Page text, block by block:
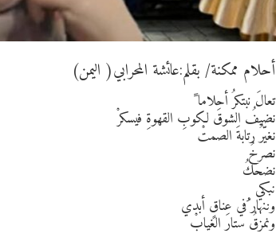
أحلام ممكنة/ بقلم:عائشة المحرابي( اليمن)
تعالَ نبتكرُ أحلاما ً
نضيفُ الشوقَ لكوبِ القهوةِ فيسكرْ
نغيّرُ رتابةَ الصمتْ
نصرخُ
نضحكُ
نبكي
وننهار ُفي عناقٍ أبدي
ونمزقُ ستارَ الغيابْ